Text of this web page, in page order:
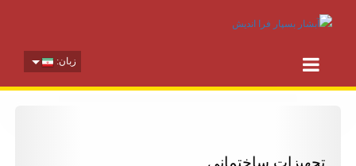
زبان:
تجهیزات ساختمانی